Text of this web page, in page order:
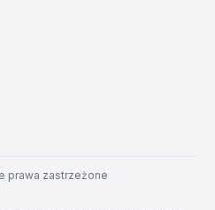
prawa zastrzeżone